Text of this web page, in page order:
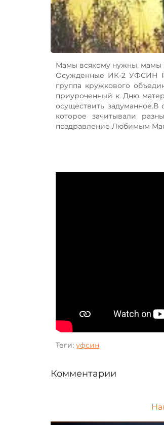
Мамы всякому нужны, мамы
Осужденные ИК-2 УФСИН
группа кружкового
приуроченный к Дню
осуществить
которое зачитывали
поздравление Любимым
Теги: уфсин
Комментарии